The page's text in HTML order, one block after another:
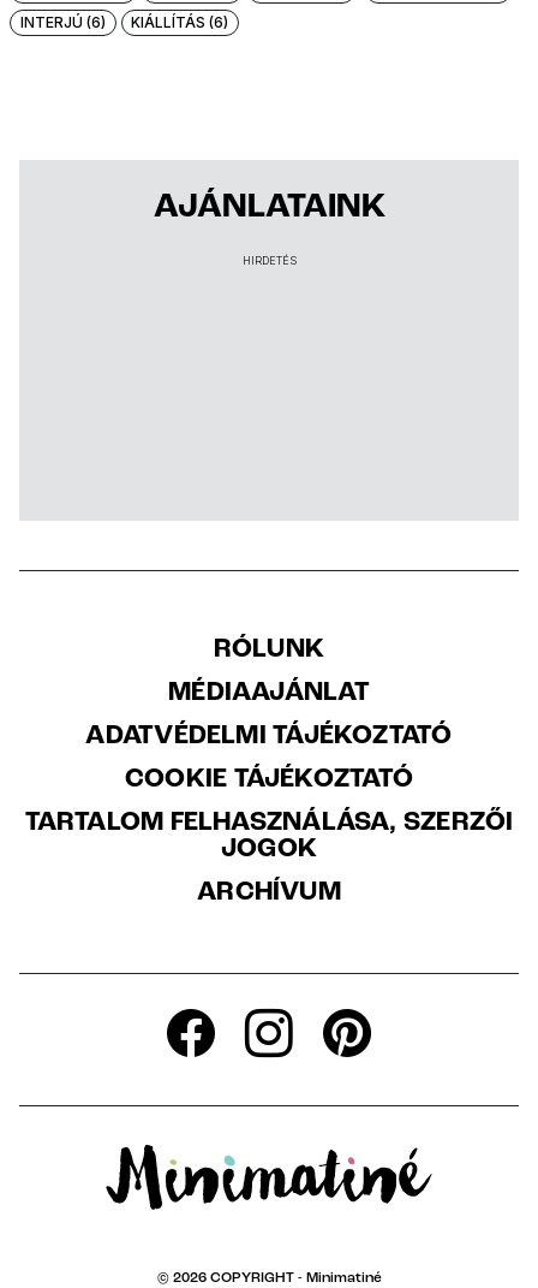
INTERJÚ (6)
KIÁLLÍTÁS (6)
AJÁNLATAINK
HIRDETÉS
RÓLUNK
MÉDIAAJÁNLAT
ADATVÉDELMI TÁJÉKOZTATÓ
COOKIE TÁJÉKOZTATÓ
TARTALOM FELHASZNÁLÁSA, SZERZŐI
JOGOK
ARCHÍVUM
© 2026 COPYRIGHT - Minimatiné